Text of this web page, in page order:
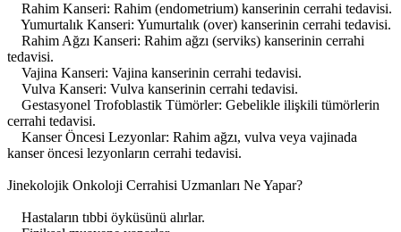
Rahim Kanseri: Rahim (endometrium) kanserinin cerrahi tedavisi.
Yumurtalık Kanseri: Yumurtalık (over) kanserinin cerrahi tedavisi.
Rahim Ağzı Kanseri: Rahim ağzı (serviks) kanserinin cerrahi
tedavisi.
Vajina Kanseri: Vajina kanserinin cerrahi tedavisi.
Vulva Kanseri: Vulva kanserinin cerrahi tedavisi.
Gestasyonel Trofoblastik Tümörler: Gebelikle ilişkili tümörlerin
cerrahi tedavisi.
Kanser Öncesi Lezyonlar: Rahim ağzı, vulva veya vajinada
kanser öncesi lezyonların cerrahi tedavisi.
Jinekolojik Onkoloji Cerrahisi Uzmanları Ne Yapar?
Hastaların tıbbi öyküsünü alırlar.